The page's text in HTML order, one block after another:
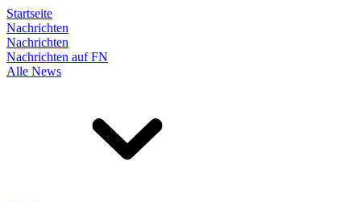
Startseite
Nachrichten
Nachrichten
Nachrichten auf FN
Alle News